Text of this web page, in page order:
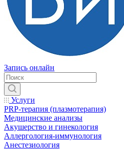
Запись онлайн
Услуги
PRP-терапия (плазмотерапия)
Медицинские анализы
Акушерство и гинекология
Аллергология-иммунология
Анестезиология